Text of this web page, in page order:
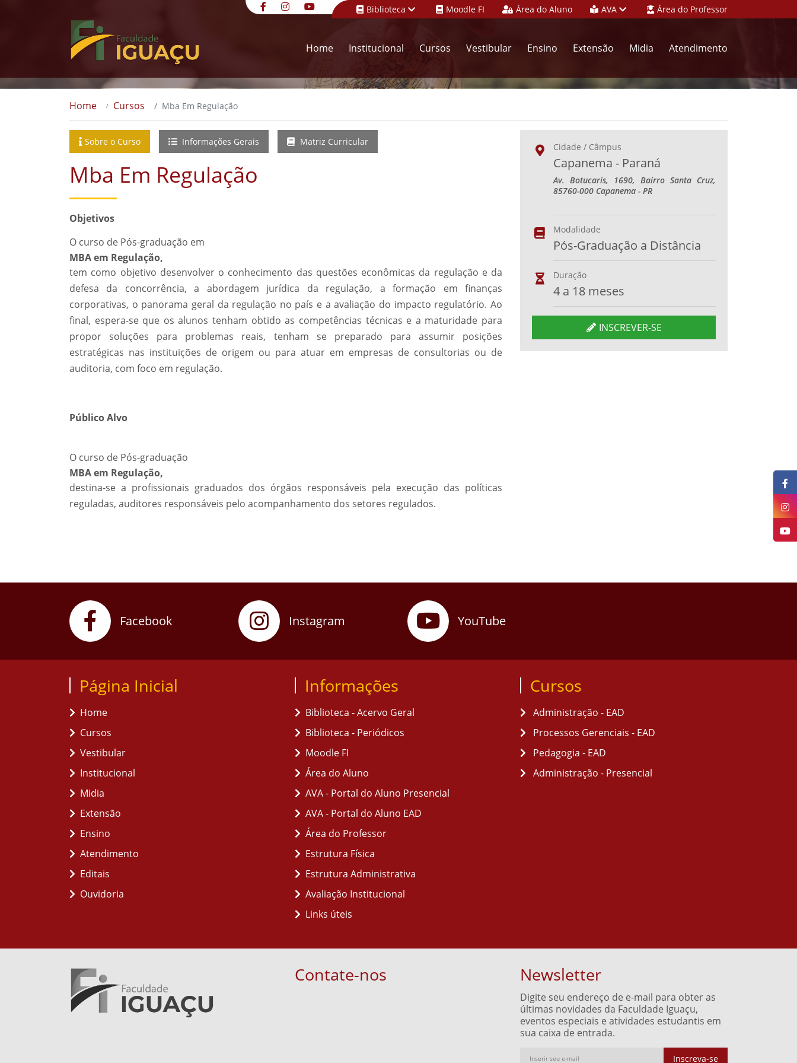
Biblioteca Moodle FI Área do Aluno AVA Área do Professor
Home Institucional Cursos Vestibular Ensino Extensão Midia Atendimento
Home Cursos Mba Em Regulação
Sobre o Curso Informações Gerais Matriz Curricular
Mba Em Regulação
Objetivos
O curso de Pós-graduação em
MBA em Regulação,
tem como objetivo desenvolver o conhecimento das questões econômicas da regulação e da
defesa da concorrência, a abordagem jurídica da regulação, a formação em finanças
corporativas, o panorama geral da regulação no país e a avaliação do impacto regulatório. Ao
final, espera-se que os alunos tenham obtido as competências técnicas e a maturidade para
propor soluções para problemas reais, tenham se preparado para assumir posições
estratégicas nas instituições de origem ou para atuar em empresas de consultorias ou de
auditoria, com foco em regulação.
Público Alvo
O curso de Pós-graduação
MBA em Regulação,
destina-se a profissionais graduados dos órgãos responsáveis pela execução das políticas
reguladas, auditores responsáveis pelo acompanhamento dos setores regulados.
Cidade / Câmpus
Capanema - Paraná
Av. Botucaris, 1690, Bairro Santa Cruz,
85760-000 Capanema - PR
Modalidade
Pós-Graduação a Distância
Duração
4 a 18 meses
INSCREVER-SE
Facebook Instagram YouTube
Página Inicial
Home
Cursos
Vestibular
Institucional
Midia
Extensão
Ensino
Atendimento
Editais
Ouvidoria
Informações
Biblioteca - Acervo Geral
Biblioteca - Periódicos
Moodle FI
Área do Aluno
AVA - Portal do Aluno Presencial
AVA - Portal do Aluno EAD
Área do Professor
Estrutura Física
Estrutura Administrativa
Avaliação Institucional
Links úteis
Cursos
Administração - EAD
Processos Gerenciais - EAD
Pedagogia - EAD
Administração - Presencial
Contate-nos Newsletter
Digite seu endereço de e-mail para obter as
últimas novidades da Faculdade Iguaçu,
eventos especiais e atividades estudantis em
sua caixa de entrada.
Inscreva-se